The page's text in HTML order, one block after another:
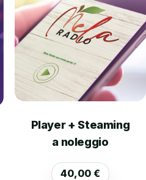
Player + Steaming
a noleggio
40,00 €